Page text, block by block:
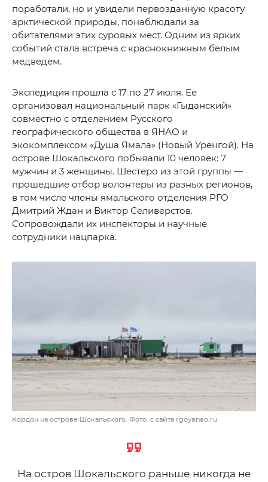
поработали, но и увидели первозданную красоту
арктической природы, понаблюдали за
обитателями этих суровых мест. Одним из ярких
событий стала встреча с краснокнижным белым
медведем.
Экспедиция прошла с 17 по 27 июля. Ее
организовал национальный парк «Гыданский»
совместно с отделением Русского
географического общества в ЯНАО и
экокомплексом «Душа Ямала» (Новый Уренгой). На
острове Шокальского побывали 10 человек: 7
мужчин и 3 женщины. Шестеро из этой группы —
прошедшие отбор волонтеры из разных регионов,
в том числе члены ямальского отделения РГО
Дмитрий Ждан и Виктор Селиверстов.
Сопровождали их инспекторы и научные
сотрудники нацпарка.
Кордон на острове Шокальского. Фото: с сайта rgoyanao.ru
На остров Шокальского раньше никогда не